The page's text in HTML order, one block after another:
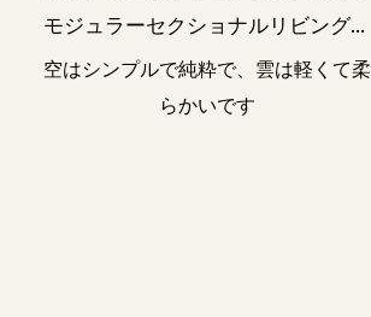
モジュラーセクショナルリビングル
ームm006
空はシンプルで純粋で、雲は軽くて柔
らかいです